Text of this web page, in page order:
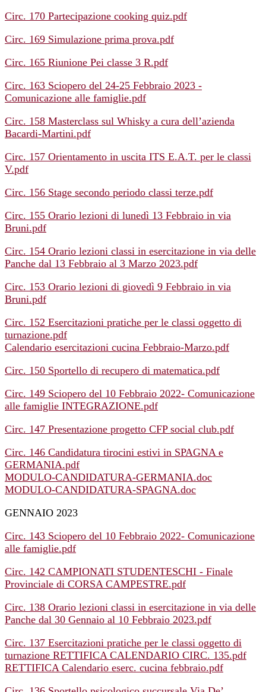
Circ. 170 Partecipazione cooking quiz.pdf
Circ. 169 Simulazione prima prova.pdf
Circ. 165 Riunione Pei classe 3 R.pdf
Circ. 163 Sciopero del 24-25 Febbraio 2023 -
Comunicazione alle famiglie.pdf
Circ. 158 Masterclass sul Whisky a cura dell’azienda
Bacardi-Martini.pdf
Circ. 157 Orientamento in uscita ITS E.A.T. per le classi
V.pdf
Circ. 156 Stage secondo periodo classi terze.pdf
Circ. 155 Orario lezioni di lunedì 13 Febbraio in via
Bruni.pdf
Circ. 154 Orario lezioni classi in esercitazione in via delle
Panche dal 13 Febbraio al 3 Marzo 2023.pdf
Circ. 153 Orario lezioni di giovedì 9 Febbraio in via
Bruni.pdf
Circ. 152 Esercitazioni pratiche per le classi oggetto di
turnazione.pdf
Calendario esercitazioni cucina Febbraio-Marzo.pdf
Circ. 150 Sportello di recupero di matematica.pdf
Circ. 149 Sciopero del 10 Febbraio 2022- Comunicazione
alle famiglie INTEGRAZIONE.pdf
Circ. 147 Presentazione progetto CFP social club.pdf
Circ. 146 Candidatura tirocini estivi in SPAGNA e
GERMANIA.pdf
MODULO-CANDIDATURA-GERMANIA.doc
MODULO-CANDIDATURA-SPAGNA.doc
GENNAIO 2023
Circ. 143 Sciopero del 10 Febbraio 2022- Comunicazione
alle famiglie.pdf
Circ. 142 CAMPIONATI STUDENTESCHI - Finale
Provinciale di CORSA CAMPESTRE.pdf
Circ. 138 Orario lezioni classi in esercitazione in via delle
Panche dal 30 Gennaio al 10 Febbraio 2023.pdf
Circ. 137 Esercitazioni pratiche per le classi oggetto di
turnazione RETTIFICA CALENDARIO CIRC. 135.pdf
RETTIFICA Calendario eserc. cucina febbraio.pdf